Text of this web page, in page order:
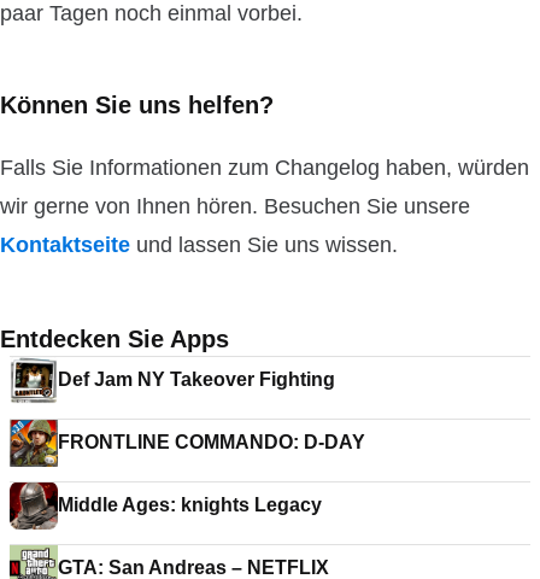
paar Tagen noch einmal vorbei.
Können Sie uns helfen?
Falls Sie Informationen zum Changelog haben, würden
wir gerne von Ihnen hören. Besuchen Sie unsere
Kontaktseite und lassen Sie uns wissen.
Entdecken Sie Apps
Def Jam NY Takeover Fighting
FRONTLINE COMMANDO: D-DAY
Middle Ages: knights Legacy
GTA: San Andreas – NETFLIX